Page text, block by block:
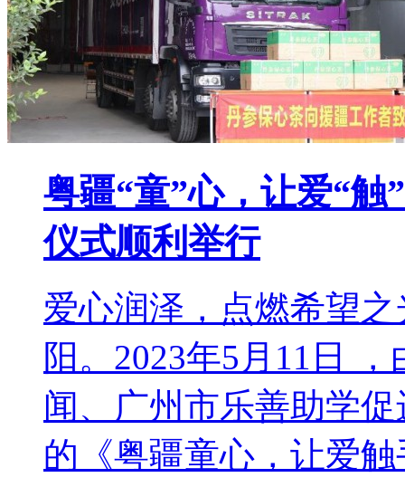
粤疆“童”心，让爱“
仪式顺利举行
爱心润泽，点燃希望
阳。2023年5月11日
闻、广州市乐善助学
的《粤疆童心，让爱